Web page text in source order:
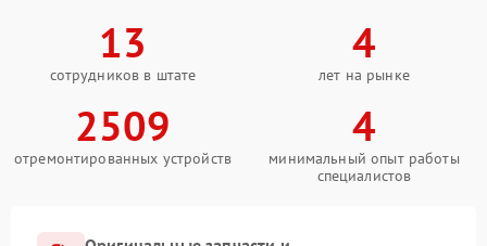
13
сотрудников в штате
4
лет на рынке
2509
отремонтированных устройств
4
минимальный опыт работы
специалистов